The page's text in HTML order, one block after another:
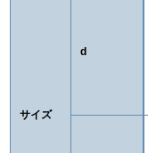
サイズ
d